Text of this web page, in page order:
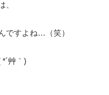
、
ですよね…（笑）
艸｀)